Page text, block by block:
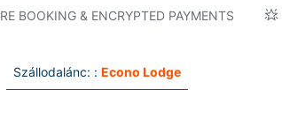
BOOKING & ENCRYPTED PAYMENTS
Szállodalánc: : Econo Lodge